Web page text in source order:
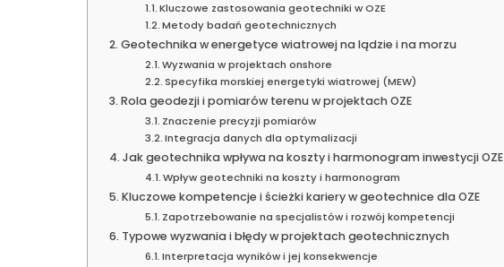
Kluczowe zastosowania geotechniki w OZE
Metody badań geotechnicznych
Geotechnika w energetyce wiatrowej na lądzie i na morzu
Wyzwania w projektach onshore
Specyfika morskiej energetyki wiatrowej (MEW)
Rola geodezji i pomiarów terenu w projektach OZE
Znaczenie precyzji pomiarów
Integracja danych dla optymalizacji
Jak geotechnika wpływa na koszty i harmonogram inwestycji OZE
Wpływ geotechniki na koszty i harmonogram
Kluczowe kompetencje i ścieżki kariery w geotechnice dla OZE
Zapotrzebowanie na specjalistów i rozwój kompetencji
Typowe wyzwania i błędy w projektach geotechnicznych
Interpretacja wyników i jej konsekwencje